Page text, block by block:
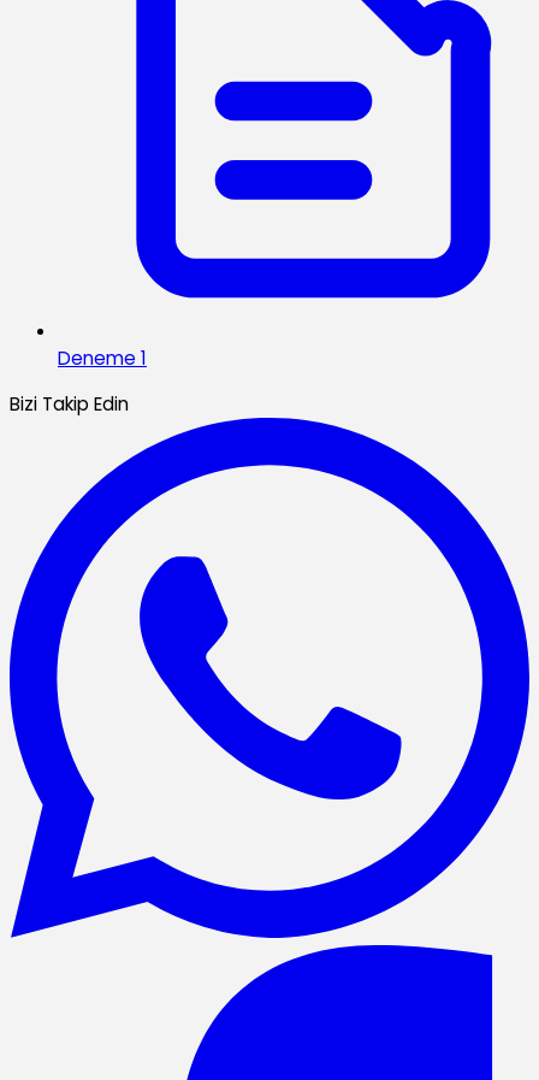
Deneme 1
Bizi Takip Edin